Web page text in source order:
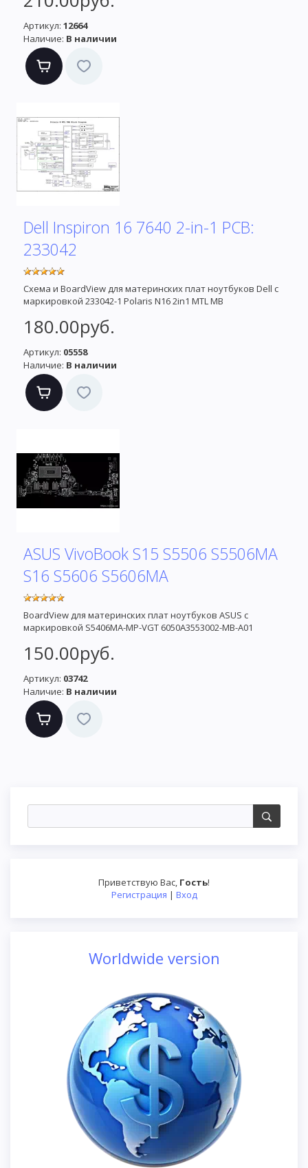
Приветствую Вас, Гость!
Регистрация | Вход
Worldwide version
Артикул: 12664
Наличие: В наличии
Dell Inspiron 16 7640 2-in-1 PCB:
233042
Схема и BoardView для материнских плат ноутбуков Dell с
маркировкой 233042-1 Polaris N16 2in1 MTL MB
180.00руб.
Артикул: 05558
Наличие: В наличии
ASUS VivoBook S15 S5506 S5506MA
S16 S5606 S5606MA
BoardView для материнских плат ноутбуков ASUS с
маркировкой S5406MA-MP-VGT 6050A3553002-MB-A01
150.00руб.
Артикул: 03742
Наличие: В наличии